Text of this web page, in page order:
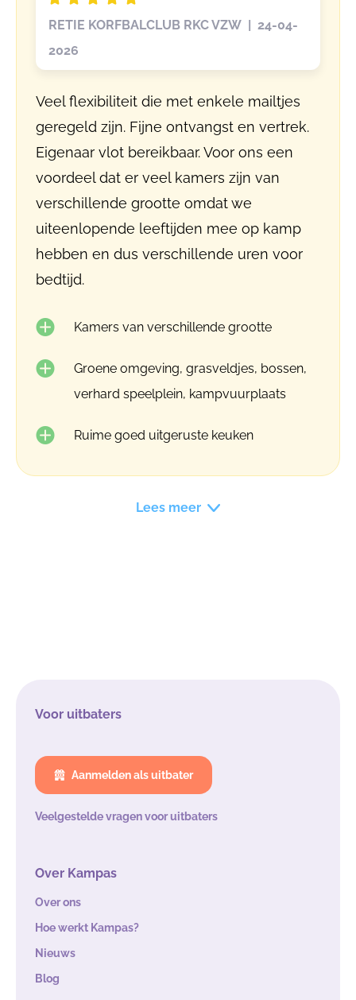
RETIE KORFBALCLUB RKC VZW | 24-04-
2026
Veel flexibiliteit die met enkele mailtjes
geregeld zijn. Fijne ontvangst en vertrek.
Eigenaar vlot bereikbaar. Voor ons een
voordeel dat er veel kamers zijn van
verschillende grootte omdat we
uiteenlopende leeftijden mee op kamp
hebben en dus verschillende uren voor
bedtijd.
Kamers van verschillende grootte
Groene omgeving, grasveldjes, bossen,
verhard speelplein, kampvuurplaats
Ruime goed uitgeruste keuken
Lees meer
Voor uitbaters
Aanmelden als uitbater
Veelgestelde vragen voor uitbaters
Over Kampas
Over ons
Hoe werkt Kampas?
Nieuws
Blog